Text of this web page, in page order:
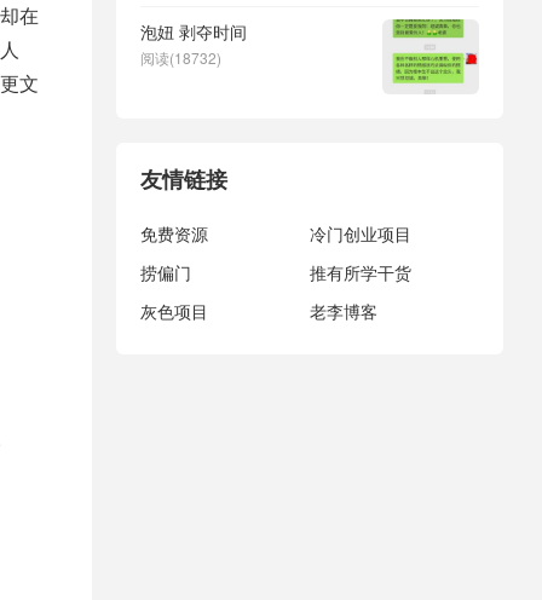
在
文
泡妞 剥夺时间
阅读(18732)
友情链接
免费资源
冷门创业项目
捞偏门
推有所学干货
灰色项目
老李博客